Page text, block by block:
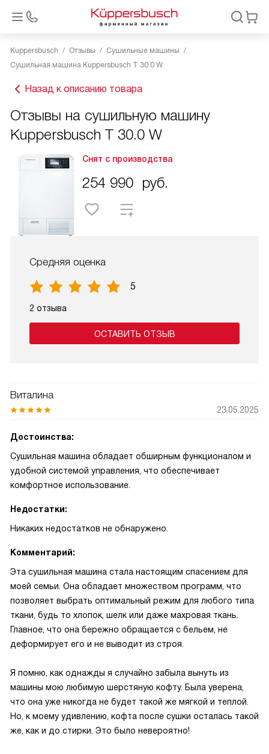
Kuppersbusch Отзывы
Сушильные машины
Сушильная машина Kuppersbusch T 30.0 W
Назад к описанию товара
Отзывы на сушильную машину
Kuppersbusch T 30.0 W
Снят с производства
254 990 руб.
Средняя оценка
5
2 отзыва
ОСТАВИТЬ ОТЗЫВ
Виталина
23.05.2025
Достоинства:
Сушильная машина обладает обширным функционалом и
удобной системой управления, что обеспечивает
комфортное использование.
Недостатки:
Никаких недостатков не обнаружено.
Комментарий:
Эта сушильная машина стала настоящим спасением для
моей семьи. Она обладает множеством программ, что
позволяет выбрать оптимальный режим для любого типа
ткани, будь то хлопок, шелк или даже махровая ткань.
Главное, что она бережно обращается с бельем, не
деформирует его и не выводит из строя.
Я помню, как однажды я случайно забыла вынуть из
машины мою любимую шерстяную кофту. Была уверена,
что она уже никогда не будет такой же мягкой и теплой.
Но, к моему удивлению, кофта после сушки осталась такой
же, как и до стирки. Это было невероятно!